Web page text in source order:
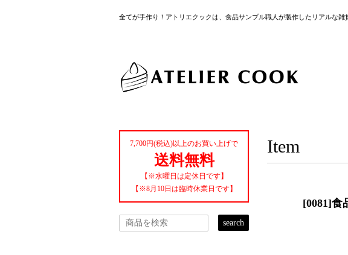
全てが手作り！アトリエクックは、食品サンプル職人が製作したリアルな雑
Item
[0081]食
7,700円(税込)以上のお買い上げで
送料無料
【※水曜日は定休日です】
【※8月10日は臨時休業日です】
search